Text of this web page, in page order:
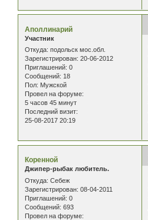
Аполлинарий
Участник
Откуда: подольск мос.обл.
Зарегистрирован: 20-06-2012
Приглашений: 0
Сообщений: 18
Пол: Мужской
Провел на форуме:
5 часов 45 минут
Последний визит:
25-08-2017 20:19
Коренной
Джипер-рыбак любитель.
Откуда: Себеж
Зарегистрирован: 08-04-2011
Приглашений: 0
Сообщений: 693
Провел на форуме: